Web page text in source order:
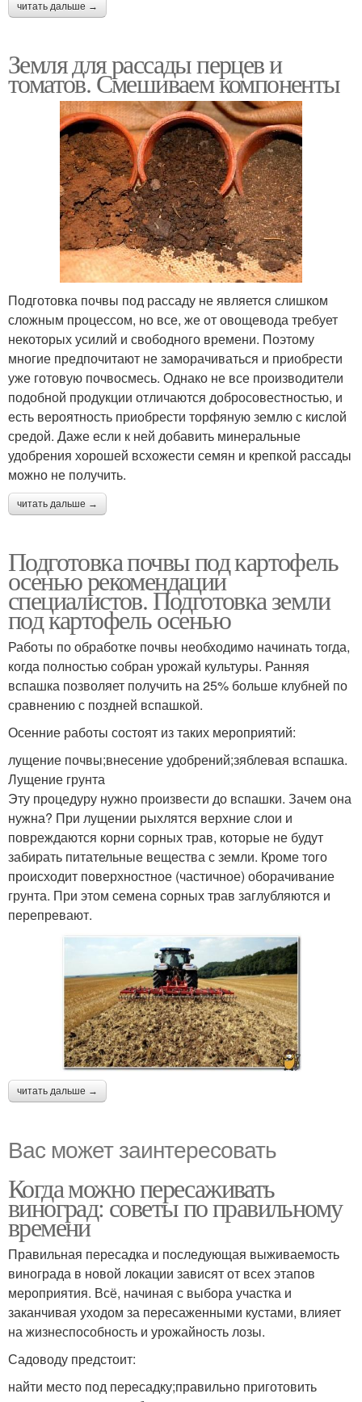
читать дальше →
Земля для рассады перцев и
томатов. Смешиваем компоненты
Подготовка почвы под рассаду не является слишком
сложным процессом, но все, же от овощевода требует
некоторых усилий и свободного времени. Поэтому
многие предпочитают не заморачиваться и приобрести
уже готовую почвосмесь. Однако не все производители
подобной продукции отличаются добросовестностью, и
есть вероятность приобрести торфяную землю с кислой
средой. Даже если к ней добавить минеральные
удобрения хорошей всхожести семян и крепкой рассады
можно не получить.
читать дальше →
Подготовка почвы под картофель
осенью рекомендации
специалистов. Подготовка земли
под картофель осенью
Работы по обработке почвы необходимо начинать тогда,
когда полностью собран урожай культуры. Ранняя
вспашка позволяет получить на 25% больше клубней по
сравнению с поздней вспашкой.
Осенние работы состоят из таких мероприятий:
лущение почвы;внесение удобрений;зяблевая вспашка.
Лущение грунта
Эту процедуру нужно произвести до вспашки. Зачем она
нужна? При лущении рыхлятся верхние слои и
повреждаются корни сорных трав, которые не будут
забирать питательные вещества с земли. Кроме того
происходит поверхностное (частичное) оборачивание
грунта. При этом семена сорных трав заглубляются и
перепревают.
читать дальше →
Вас может заинтересовать
Когда можно пересаживать
виноград: советы по правильному
времени
Правильная пересадка и последующая выживаемость
винограда в новой локации зависят от всех этапов
мероприятия. Всё, начиная с выбора участка и
заканчивая уходом за пересаженными кустами, влияет
на жизнеспособность и урожайность лозы.
Садоводу предстоит:
найти место под пересадку;правильно приготовить